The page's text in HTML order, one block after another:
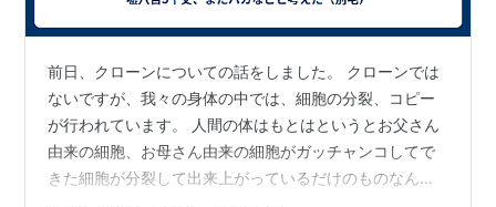
前日、クローンについての話をしました。 クローンでは
ないですが、我々の身体の中では、細胞の分裂、コピー
が行われています。 人間の体はもとはというとお父さん
由来の細胞、お母さん由来の細胞がガッチャンコしてで
きた細胞が分裂して出来上がっているだけのものなんで